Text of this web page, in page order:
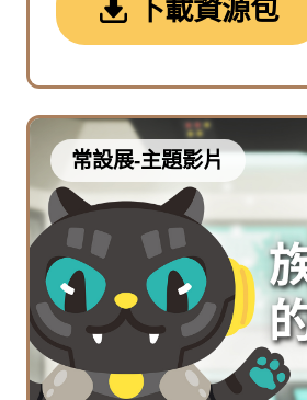
下載資源包
常設展-主題影片